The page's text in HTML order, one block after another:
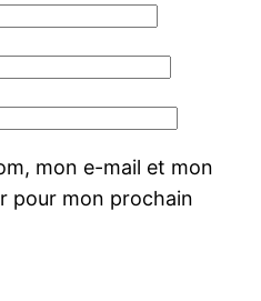
mon e-mail et mon
pour mon prochain